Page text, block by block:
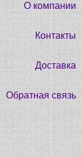
О компании
Контакты
Доставка
Обратная связь